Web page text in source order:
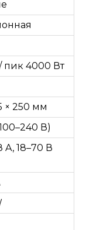
пик 4000 Вт
× 250 мм
В)
A, 18–70 В